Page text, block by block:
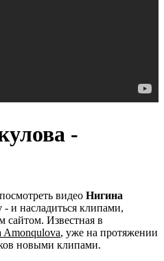
-
видео Нигина
- и насладиться клипами,
сайтом. Известная в
Amonqulova, уже на протяжении
новыми клипами.